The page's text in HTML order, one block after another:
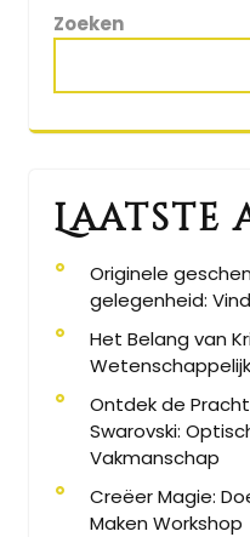
Zoeken
Laatste
Originele
gelegenheid:
Het Belang van
Ontdek de
Swarovski:
Vakmanschap
Creëer Magie:
Maken Workshop